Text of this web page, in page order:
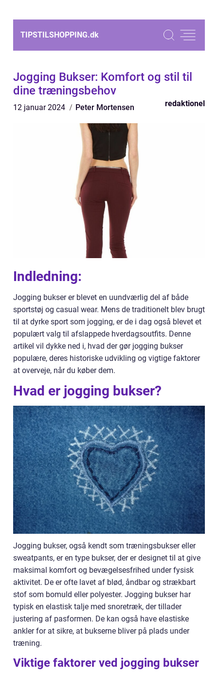
TIPSTILSHOPPING.dk
Jogging Bukser: Komfort og stil til
dine træningsbehov
12 januar 2024 Peter Mortensen redaktionel
Indledning:
Jogging bukser er blevet en uundværlig del af både
sportstøj og casual wear. Mens de traditionelt blev brugt
til at dyrke sport som jogging, er de i dag også blevet et
populært valg til afslappede hverdagsoutfits. Denne
artikel vil dykke ned i, hvad der gør jogging bukser
populære, deres historiske udvikling og vigtige faktorer
at overveje, når du køber dem.
Hvad er jogging bukser?
Jogging bukser, også kendt som træningsbukser eller
sweatpants, er en type bukser, der er designet til at give
maksimal komfort og bevægelsesfrihed under fysisk
aktivitet. De er ofte lavet af blød, åndbar og strækbart
stof som bomuld eller polyester. Jogging bukser har
typisk en elastisk talje med snoretræk, der tillader
justering af pasformen. De kan også have elastiske
ankler for at sikre, at bukserne bliver på plads under
træning.
Viktige faktorer ved jogging bukser